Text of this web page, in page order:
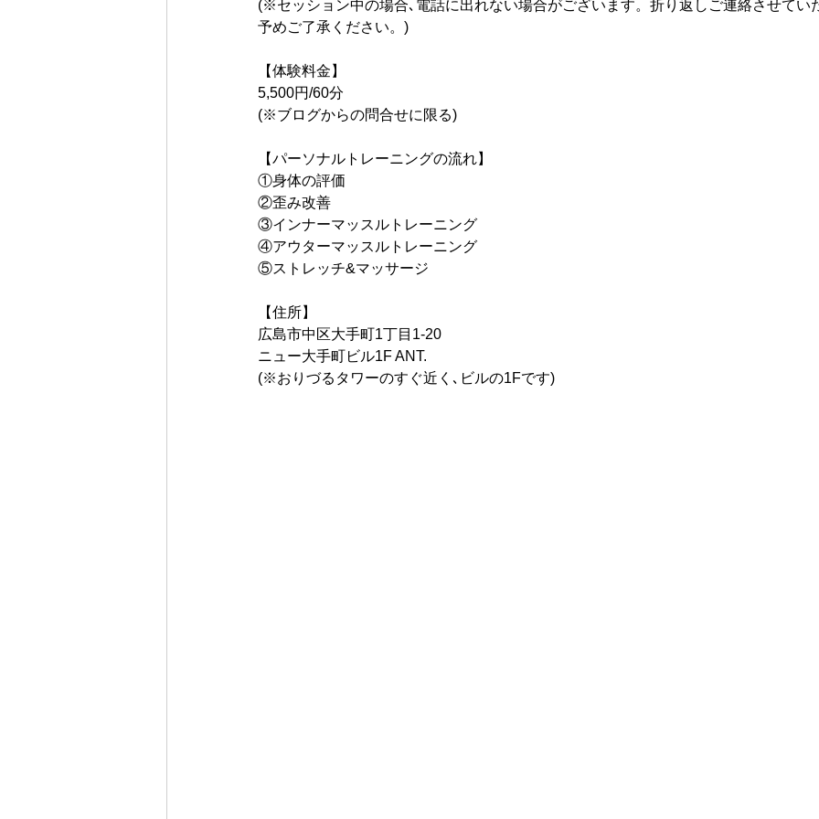
(※セッション中の場合､電話に出れない場合がございます。折り返しご連絡させてい
予めご了承ください。)
【体験料金】
5,500円/60分
(※ブログからの問合せに限る)
【パーソナルトレーニングの流れ】
①身体の評価
②歪み改善
③インナーマッスルトレーニング
④アウターマッスルトレーニング
⑤ストレッチ&マッサージ
【住所】
広島市中区大手町1丁目1-20
ニュー大手町ビル1F ANT.
(※おりづるタワーのすぐ近く､ビルの1Fです)